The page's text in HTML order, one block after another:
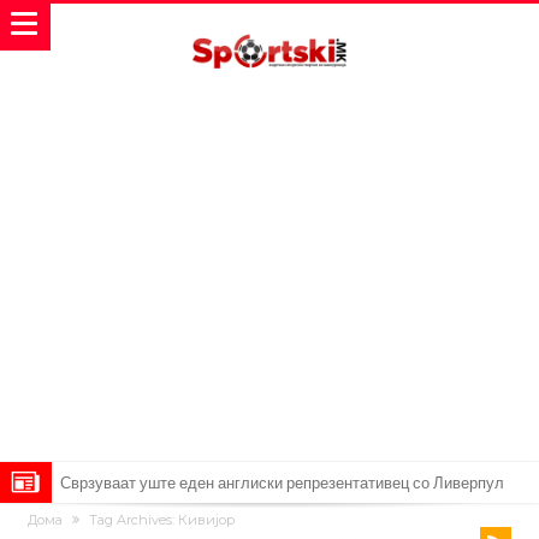
Сврзуваат уште еден англиски репрезентативец со Ливерпул
Замена за Влаховиќ: Напаѓачот на Манчестер доаѓа во Јувентус!
Дома Tag Archives: Кивијор